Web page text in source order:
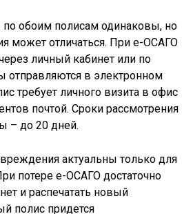
обоим полисам одинаковы, но
может отличаться. При е-ОСАГО
личный кабинет или по
отправляются в электронном
требует личного визита в офис
почтой. Сроки рассмотрения
– до 20 дней.
актуальны только для
потере е-ОСАГО достаточно
и распечатать новый
полис придется